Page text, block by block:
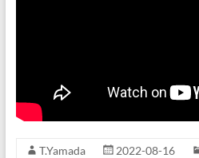
T.Yamada 2022-08-16